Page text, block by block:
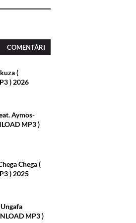
COMENTÁRI
(
) 2026
Aymos-
MP3 )
Chega (
) 2025
MP3 )